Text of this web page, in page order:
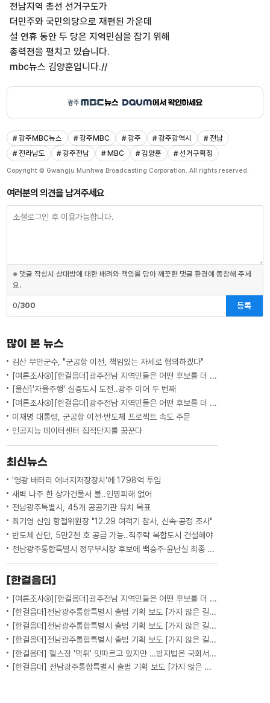
전남지역 총선 선거구도가
더민주와 국민의당으로 재편된 가운데
설 연휴 동안 두 당은 지역민심을 잡기 위해
총력전을 펼치고 있습니다.
mbc뉴스 김양훈입니다.//
# 광주MBC뉴스 # 광주MBC # 광주 # 광주광역시
# 전남
# 전라남도
# 광주전남 # MBC # 김양훈 # 선거구획정
Copyright © Gwangju Munhwa Broadcasting Corporation. All rights reserved.
여러분의 의견을 남겨주세요
※ 댓글 작성시 상대방에 대한 배려와 책임을 담아 깨끗한 댓글 환경에 동참해 주세
요.
0/300 등록
많이 본 뉴스
김산 무안군수, "군공항 이전, 책임있는 자세로 협의하겠다"
[여론조사④][한걸음더]광주전남 지역민들은 어떤 후보를 더 선호할까.. 변수는?
[울산]'자율주행' 실증도시 도전..광주 이어 두 번째
[여론조사④][한걸음더]광주전남 지역민들은 어떤 후보를 더 선호할까.. 변수는?
이재명 대통령, 군공항 이전·반도체 프로젝트 속도 주문
인공지능 데이터센터 집적단지를 꿈꾼다
최신뉴스
'영광 배터리 에너지저장장치'에 1798억 투입
새벽 나주 한 상가건물서 불..인명피해 없어
전남광주특별시, 45개 공공기관 유치 목표
최기영 신임 항철위원장 "12.29 여객기 참사, 신속·공정 조사"
반도체 산단, 5만2천 호 공급 가능..직주락 복합도시 건설해야
전남광주통합특별시 정무부시장 후보에 백승주·윤난실 최종 지명
[한걸음더]
[여론조사④][한걸음더]광주전남 지역민들은 어떤 후보를 더 선호할까.. 변수는?
[한걸음더]전남광주통합특별시 출범 기획 보도 [가지 않은 길] 5편 프랑스 헌법에 새긴 '지방 분권'..전남광주 통합 성공 조건은?
[한걸음더]전남광주통합특별시 출범 기획 보도 [가지 않은 길] 4편 프랑스 지역 통합 10년 성적표
[한걸음더]전남광주통합특별시 출범 기획 보도 [가지 않은 길] 3편 프랑스 통합 10년 지났지만..."우린 여전히 알자스인"
[한걸음더] 헬스장 '먹튀' 잇따르고 있지만 …방지법은 국회서 낮잠
[한걸음더] 전남광주통합특별시 출범 기획 보도 [가지 않은 길] 2편 지방이 주도한 투자..'유럽 상위 5개 지역' 도약 비결은?